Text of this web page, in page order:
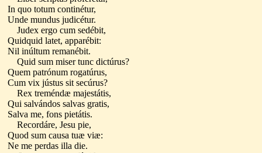
In quo totum continétur,
Unde mundus judicétur.
Judex ergo cum sedébit,
Quidquid latet, apparébit:
Nil inúltum remanébit.
Quid sum miser tunc dictúrus?
Quem patrónum rogatúrus,
Cum vix jústus sit secúrus?
Rex treméndæ majestátis,
Qui salvándos salvas gratis,
Salva me, fons pietátis.
Recordáre, Jesu pie,
Quod sum causa tuæ viæ:
Ne me perdas illa die.